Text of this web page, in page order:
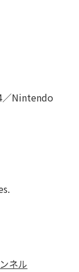
／Nintendo
ネル